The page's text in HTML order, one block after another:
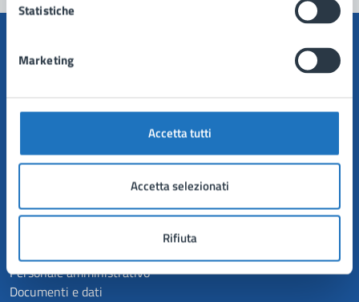
Statistiche
Marketing
Accetta tutti
Accetta selezionati
Rifiuta
AMMINISTRAZIONE
Uffici
Personale amministrativo
Documenti e dati